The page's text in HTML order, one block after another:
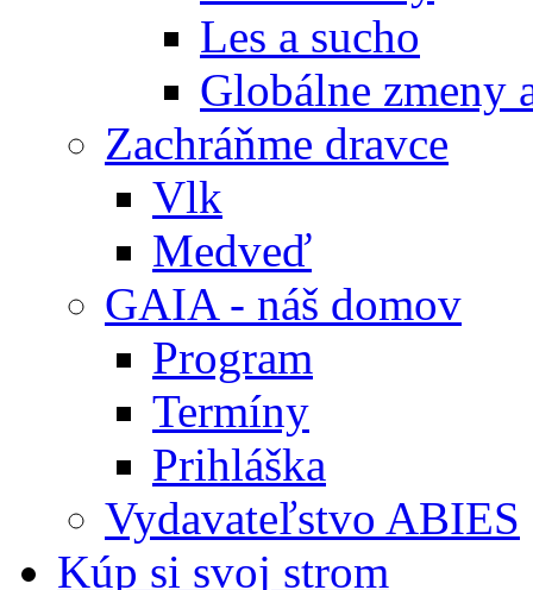
Les a sucho
Globálne zmeny
Zachráňme dravce
Vlk
Medveď
GAIA - náš domov
Program
Termíny
Prihláška
Vydavateľstvo ABIES
Kúp si svoj strom